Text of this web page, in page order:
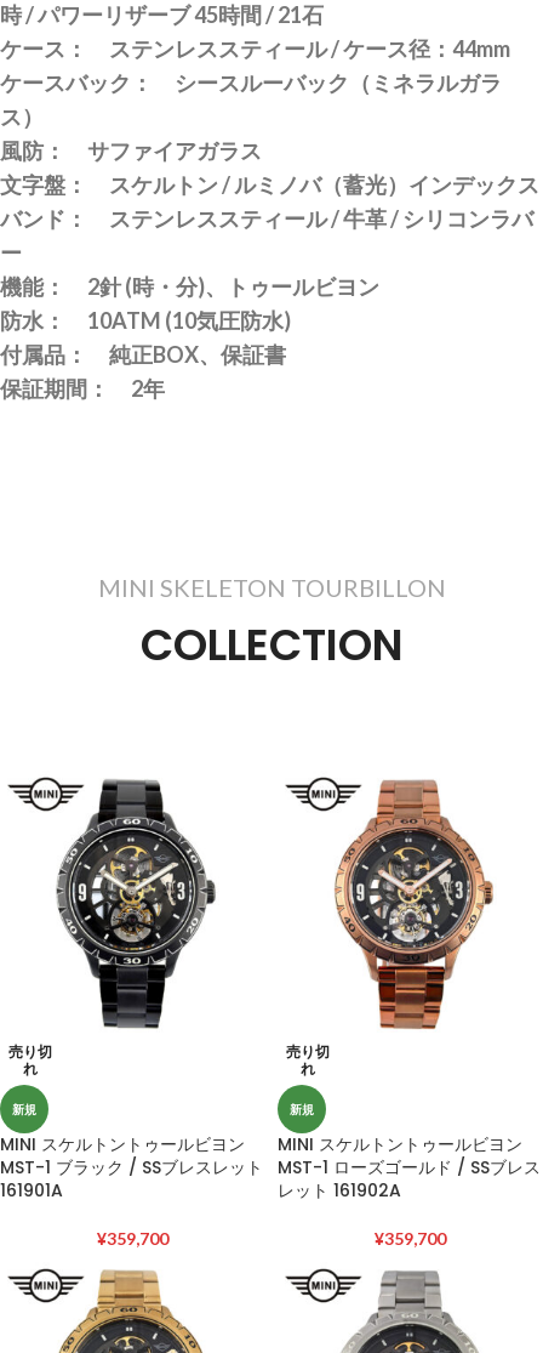
時 / パワーリザーブ 45時間 / 21石
ケース： ステンレススティール / ケース径：44mm
ケースバック： シースルーバック（ミネラルガラ
ス）
風防： サファイアガラス
文字盤： スケルトン / ルミノバ（蓄光）インデックス
バンド： ステンレススティール / 牛革 / シリコンラバ
ー
機能： 2針 (時・分)、トゥールビヨン
防水： 10ATM (10気圧防水)
付属品： 純正BOX、保証書
保証期間： 2年
MINI SKELETON TOURBILLON
COLLECTION
売り切
れ
新規
MINI スケルトントゥールビヨン
MST-1 ブラック / SSブレスレット
161901A
¥359,700
売り切
れ
新規
MINI スケルトントゥールビヨン
MST-1 ローズゴールド / SSブレス
レット 161902A
¥359,700